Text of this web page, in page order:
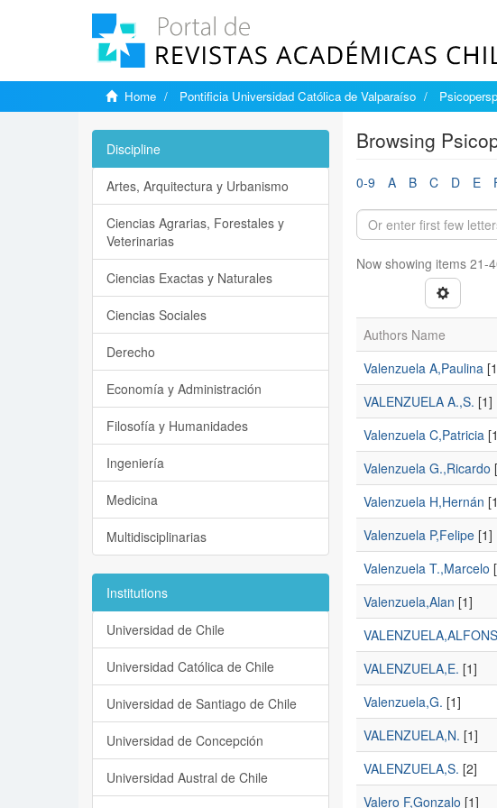
Home Pontificia Universidad Católica de Valparaíso
Browsing
0-9 A B C D E
Now showing items 21-
Authors Name
Valenzuela A,Paulina
VALENZUELA A.,S. [1]
Valenzuela C,Patricia
Valenzuela G.,Ricardo
Valenzuela H,Hernán
Valenzuela P,Felipe[1]
Valenzuela T.,Marcelo
Valenzuela,Alan [1]
VALENZUELA,E. [1]
Valenzuela,G. [1]
VALENZUELA,N. [1]
VALENZUELA,S. [2]
Valero F,Gonzalo [1]
Discipline
Artes, Arquitectura y Urbanismo
Ciencias Agrarias, Forestales y
Veterinarias
Ciencias Exactas y Naturales
Ciencias Sociales
Derecho
Economía y Administración
Filosofía y Humanidades
Ingeniería
Medicina
Multidisciplinarias
Institutions
Universidad de Chile
Universidad Católica de Chile
Universidad de Santiago de Chile
Universidad de Concepción
Universidad Austral de Chile